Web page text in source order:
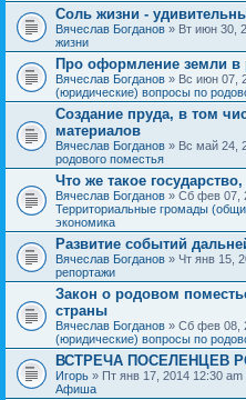
Соль жизни -
Вячеслав Богданов » Вт июн 30,
жизни
Про оформление земли в
Вячеслав Богданов » Вс июн 07,
(юридические) вопросы по
Создание пруда, в том
материалов
Вячеслав Богданов » Вс май 24,
родового поместья
Что же такое
Вячеслав Богданов » Сб фев 07,
Территориальные громады
экономика
Развитие событий
Вячеслав Богданов » Чт янв 15,
репортажи
Закон о родовом
страны
Вячеслав Богданов » Сб фев 08,
(юридические) вопросы по
ВСТРЕЧА ПОСЕЛЕНЦЕВ
Игорь » Пт янв 17, 2014 12:30
Афиша